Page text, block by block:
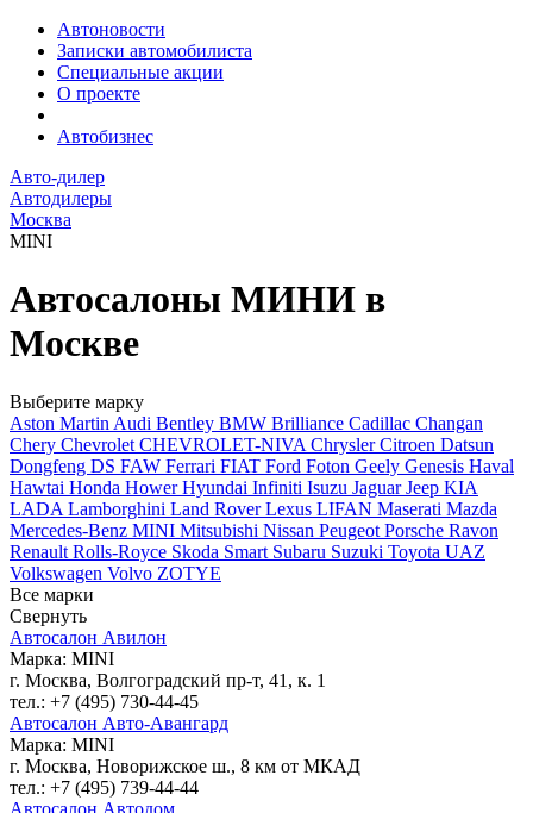
Автоновости
Записки автомобилиста
Специальные акции
О проекте
Автобизнес
Авто-дилер
Автодилеры
Москва
MINI
Автосалоны МИНИ в
Москве
Выберите марку
Aston Martin Audi Bentley BMW Brilliance Cadillac Changan
Chery Chevrolet CHEVROLET-NIVA ChryslerCitroen Datsun
Dongfeng DS FAW Ferrari FIAT Ford Foton Geely Genesis Haval
Hawtai Honda HowerHyundai Infiniti Isuzu JaguarJeep KIA
LADA Lamborghini Land RoverLexus LIFAN Maserati Mazda
Mercedes-Benz MINI Mitsubishi Nissan Peugeot Porsche Ravon
Renault Rolls-Royce Skoda Smart Subaru Suzuki Toyota UAZ
Volkswagen Volvo ZOTYE
Все марки
Свернуть
Автосалон Авилон
Марка: MINI
г. Москва, Волгоградский пр-т, 41, к. 1
тел.: +7 (495) 730-44-45
Автосалон Авто-Авангард
Марка: MINI
г. Москва, Новорижское ш., 8 км от МКАД
тел.: +7 (495) 739-44-44
Автосалон Автодом